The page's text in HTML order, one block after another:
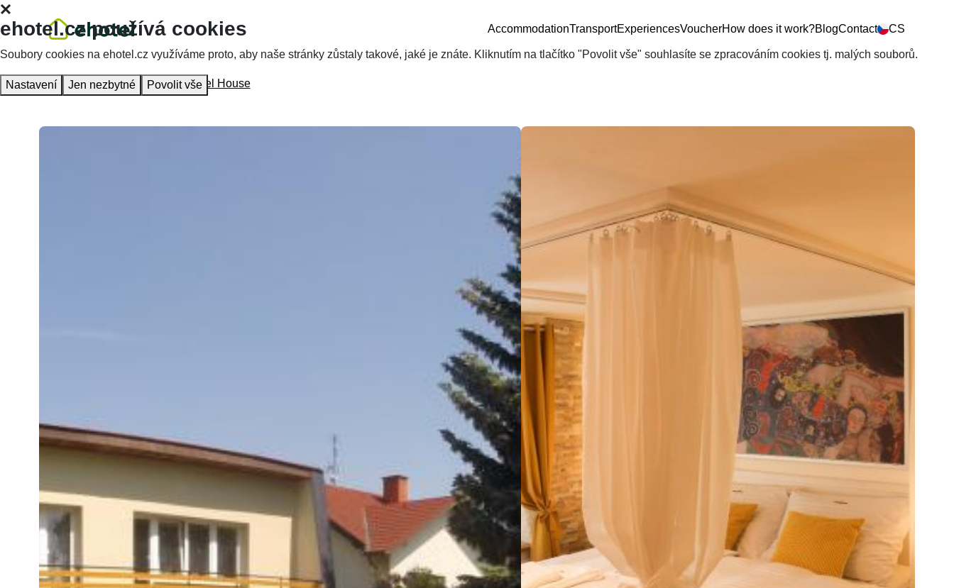
AccommodationTransportExperiencesVoucherHow does it work?BlogContact CS
Homepage Accommodation Rebel House
ehotel.cz používá cookies
Soubory cookies na ehotel.cz využíváme proto, aby naše stránky zůstaly takové, jaké je znáte. Kliknutím na tlačítko "Povolit vše" souhlasíte se zpracováním cookies tj. malých souborů.
Nastavení Jen nezbytné Povolit vše